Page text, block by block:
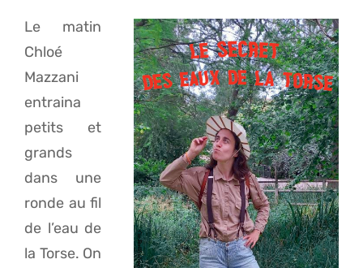
Le matin
Chloé
Mazzani
entraina
petits et
grands
dans une
ronde au fil
de l’eau de
la Torse. On